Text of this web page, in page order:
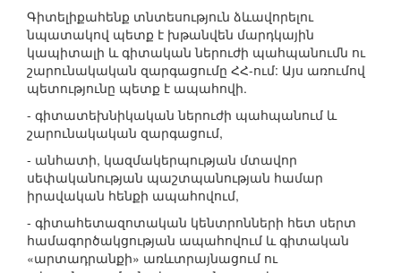
Գիտելիքահենք տնտեսություն ձևավորելու
նպատակով պետք է խթանվեն մարդկային
կապիտալի և գիտական ներուժի պահպանումն ու
շարունակական զարգացումը ՀՀ-ում: Այս առումով
պետությունը պետք է ապահովի.
- գիտատեխնիկական ներուժի պահպանում և
շարունակական զարգացում,
- անհատի, կազմակերպության մտավոր
սեփականության պաշտպանության համար
իրավական հենքի ապահովում,
- գիտահետազոտական կենտրոնների հետ սերտ
համագործակցության ապահովում և գիտական
«արտադրանքի» առևտրայնացում ու